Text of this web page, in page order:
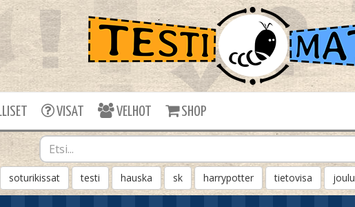
VISAT VELHOT SHOP
soturikissat testi hauska sk harrypotter tietovisa joulu